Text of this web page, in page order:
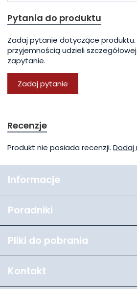
Pytania do produktu
Zadaj pytanie dotyczące produktu.
przyjemnością udzieli
zapytanie.
Zadaj pytanie
Recenzje
Produkt nie posiada recenzji. Dodaj
Informacje
Poradniki
Pliki do pobrania
Kontakt